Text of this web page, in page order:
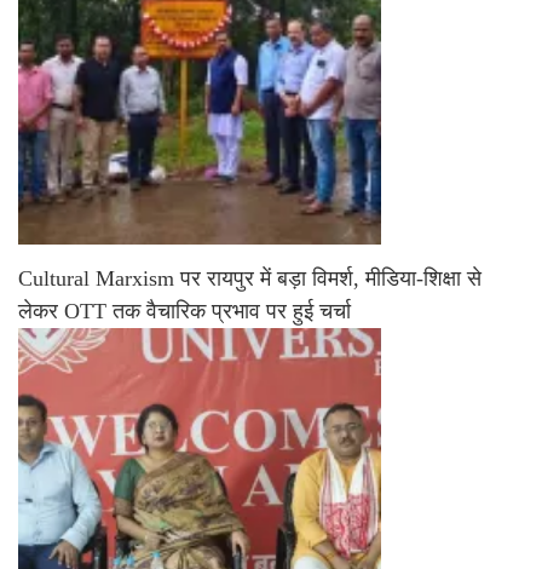
Cultural Marxism पर रायपुर में बड़ा विमर्श, मीडिया-शिक्षा से
लेकर OTT तक वैचारिक प्रभाव पर हुई चर्चा